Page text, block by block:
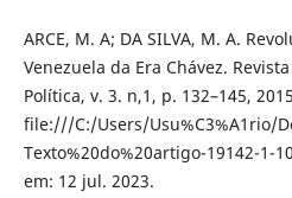
ARCE, M. A; DA SILVA, M. A.
Venezuela da Era Chávez.
Política, v. 3. n,1, p. 132–145,
file:///C:/Users/Usu%C3%A1rio/
Texto%20do%20artigo-19142-1-
em: 12 jul. 2023.